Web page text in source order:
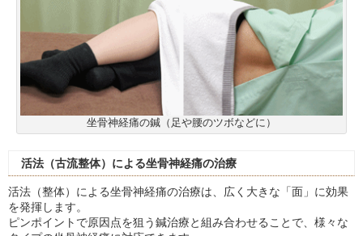
坐骨神経痛の鍼（足や腰のツボなどに）
活法（古流整体）による坐骨神経痛の治療
活法（整体）による坐骨神経痛の治療は、広く大きな「面」に効果
を発揮します。
ピンポイントで原因点を狙う鍼治療と組み合わせることで、様々な